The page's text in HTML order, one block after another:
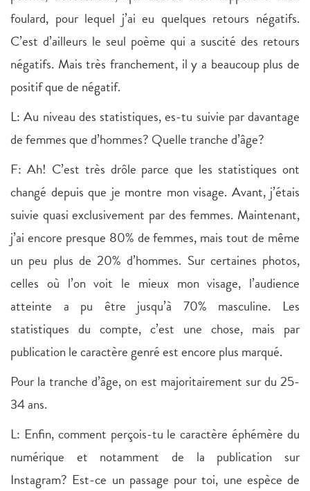
foulard, pour lequel j’ai eu quelques retours négatifs.
C’est d’ailleurs le seul poème qui a suscité des retours
négatifs. Mais très franchement, il y a beaucoup plus de
positif que de négatif.
L: Au niveau des statistiques, es-tu suivie par davantage
de femmes que d’hommes? Quelle tranche d’âge?
F: Ah! C’est très drôle parce que les statistiques ont
changé depuis que je montre mon visage. Avant, j’étais
suivie quasi exclusivement par des femmes. Maintenant,
j’ai encore presque 80% de femmes, mais tout de même
un peu plus de 20% d’hommes. Sur certaines photos,
celles où l’on voit le mieux mon visage, l’audience
atteinte a pu être jusqu’à 70% masculine. Les
statistiques du compte, c’est une chose, mais par
publication le caractère genré est encore plus marqué.
Pour la tranche d’âge, on est majoritairement sur du 25-
34 ans.
L: Enfin, comment perçois-tu le caractère éphémère du
numérique et notamment de la publication sur
Instagram? Est-ce un passage pour toi, une espèce de